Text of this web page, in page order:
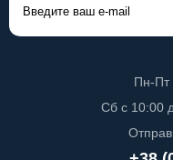
Пн-Пт
Сб с 10:00